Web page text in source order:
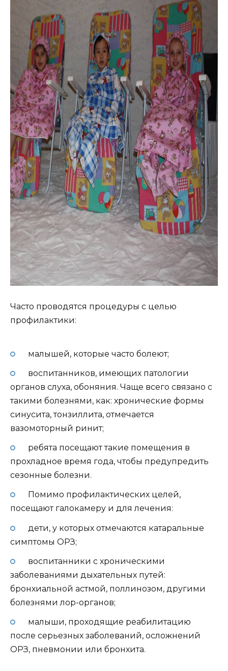
Часто проводятся процедуры с целью
профилактики:
малышей, которые часто болеют;
воспитанников, имеющих патологии
органов слуха, обоняния. Чаще всего связано с
такими болезнями, как: хронические формы
синусита, тонзиллита, отмечается
вазомоторный ринит;
ребята посещают такие помещения в
прохладное время года, чтобы предупредить
сезонные болезни.
Помимо профилактических целей,
посещают галокамеру и для лечения:
дети, у которых отмечаются катаральные
симптомы ОРЗ;
воспитанники с хроническими
заболеваниями дыхательных путей:
бронхиальной астмой, поллинозом, другими
болезнями лор-органов;
малыши, проходящие реабилитацию
после серьезных заболеваний, осложнений
ОРЗ, пневмонии или бронхита.